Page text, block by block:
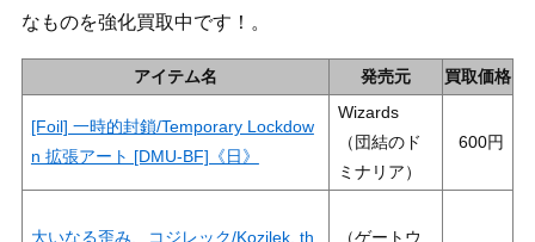
なものを強化買取中です！。
アイテム名 発売元 買取価格
[Foil] 一時的封鎖/Temporary Lockdow
n 拡張アート [DMU-BF]《日》
Wizards
（団結のド
ミナリア）
600
大いなる歪み、コジレック/Kozilek, th
（ゲートウ